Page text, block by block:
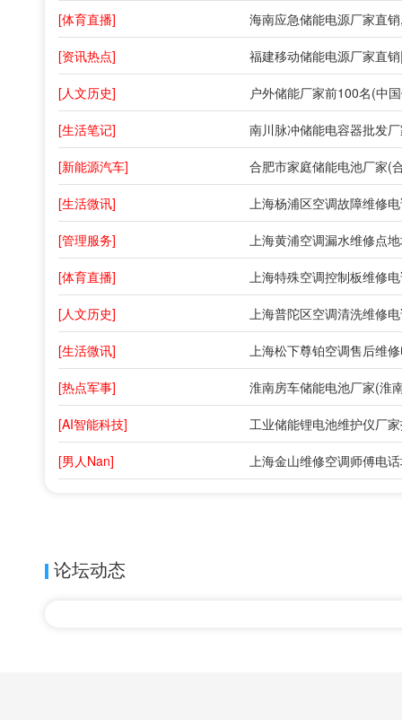
[体育直播]
[资讯热点]
[人文历史]
[生活笔记] 南川脉冲储能电容器批发
[新能源汽车] 合肥市家庭储能电池厂家(
[生活微讯]
[管理服务] 上海黄浦空调漏水维修点
[体育直播]
[人文历史]
[生活微讯] 上海松下尊铂空调售后维
[热点军事]
[AI智能科技]
[男人Nan] 上海金山维修空调师傅电
论坛动态